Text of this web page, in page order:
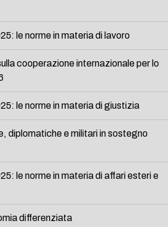
le norme in materia di lavoro
cooperazione internazionale per lo
le norme in materia di giustizia
diplomatiche e militari in sostegno
le norme in materia di affari esteri e
differenziata